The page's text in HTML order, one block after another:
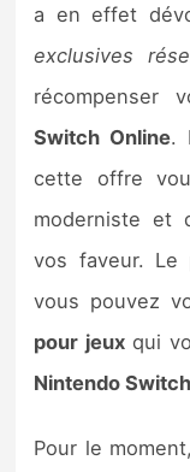
Sorties de
Bons plans
Guides
a en effet
exclusives
récompenser
Switch Online.
cette offre
moderniste et
vos faveur. Le
vous pouvez
pour jeuxqui
Nintendo Switch
Pour le